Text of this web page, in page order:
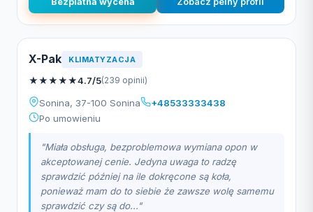
X-Pak KLIMATYZACJA
★★★★★4.7/5(239 opinii)
Sonina, 37-100 Sonina
+48533333438
Po umowieniu
"Miała obsługa, bezproblemowa wymiana opon w
akceptowanej cenie. Jedyna uwaga to radzę
sprawdzić później na ile dokręcone są koła,
ponieważ mam do to siebie że zawsze wolę samemu
sprawdzić czy są do..."